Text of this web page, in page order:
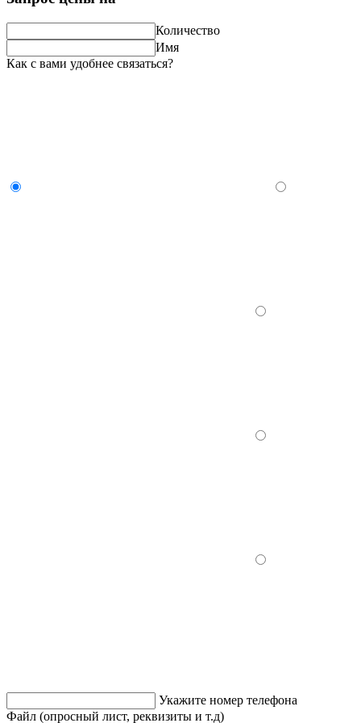
Количество
Имя
Как с вами удобнее связаться?
Укажите номер телефона
Файл (опросный лист, реквизиты и т.д)